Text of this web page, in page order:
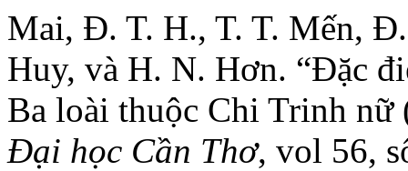
Mai, Đ. T. H., T. T. Mến,
Huy, và H. N. Hơn. “Đặc
Ba loài thuộc Chi Trinh
Đại học Cần Thơ, vol 56,